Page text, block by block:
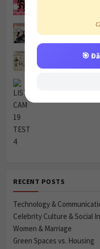
The
RECENT POSTS
Technology &
Celebrity Culture & Social
Women & Marriage
Green Spaces vs. Housing
🎯